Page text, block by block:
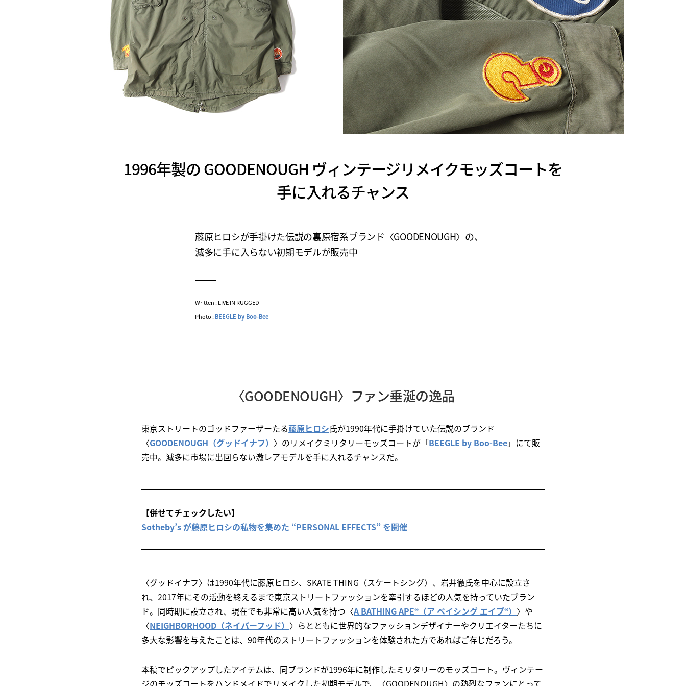
1996年製の GOODENOUGH ヴィンテージリメイクモッズコートを
手に入れるチャンス
藤原ヒロシが手掛けた伝説の裏原宿系ブランド〈GOODENOUGH〉の、
滅多に手に入らない初期モデルが販売中
Written : LIVE IN RUGGED
Photo :BEEGLE by Boo-Bee
〈GOODENOUGH〉ファン垂涎の逸品
東京ストリートのゴッドファーザーたる藤原ヒロシ氏が1990年代に手掛けていた伝説のブランド
〈GOODENOUGH（グッドイナフ） 〉のリメイクミリタリーモッズコートが「BEEGLE by Boo-Bee」にて販
売中。滅多に市場に出回らない激レアモデルを手に入れるチャンスだ。
【併せてチェックしたい】
Sotheby’s が藤原ヒロシの私物を集めた “PERSONAL EFFECTS” を開催
〈グッドイナフ〉は1990年代に藤原ヒロシ、SKATE THING（スケートシング）、岩井徹氏を中心に設立さ
れ、2017年にその活動を終えるまで東京ストリートファッションを牽引するほどの人気を持っていたブラン
ド。同時期に設立され、現在でも非常に高い人気を持つ〈A BATHING APE®（ア ベイシング エイプ®） 〉や
〈NEIGHBORHOOD（ネイバーフッド） 〉らとともに世界的なファッションデザイナーやクリエイターたちに
多大な影響を与えたことは、90年代のストリートファッションを体験された方であればご存じだろう。
本稿でピックアップしたアイテムは、同ブランドが1996年に制作したミリタリーのモッズコート。ヴィンテー
ジのモッズコートをハンドメイドでリメイクした初期モデルで、〈GOODENOUGH〉の熱烈なファンにとって